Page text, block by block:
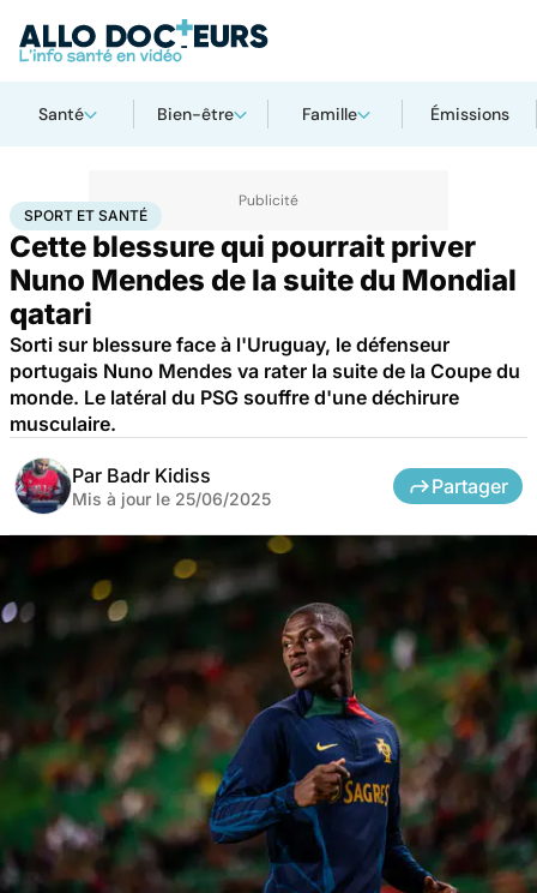
Santé Bien-être Famille Émissions
AccueilSantéSport et santé
SPORT ET SANTÉ
Cette blessure qui pourrait priver
Nuno Mendes de la suite du Mondial
qatari
Sorti sur blessure face à l'Uruguay, le défenseur
portugais Nuno Mendes va rater la suite de la Coupe du
monde. Le latéral du PSG souffre d'une déchirure
musculaire.
Par Badr Kidiss
Mis à jour le 25/06/2025
Partager